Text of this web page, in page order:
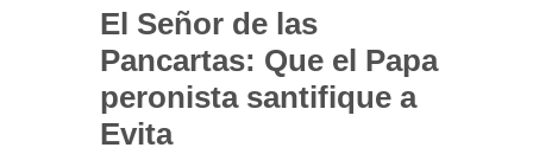
El Señor de las
Pancartas: Que el Papa
peronista santifique a
Evita